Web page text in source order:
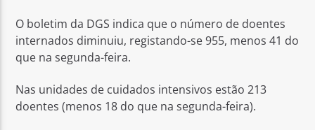
O boletim da DGS indica que o número de doentes
internados diminuiu, registando-se 955, menos 41 do
que na segunda-feira.
Nas unidades de cuidados intensivos estão 213
doentes (menos 18 do que na segunda-feira).